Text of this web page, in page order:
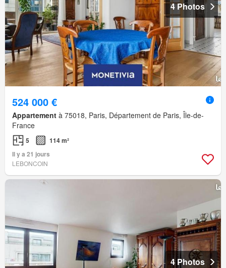
4 Photos
524 000 €
Appartement à 75018, Paris, Département de Paris, Île-de-
France
5
114 m²
Il y a 21 jours
LEBONCOIN
4 Photos